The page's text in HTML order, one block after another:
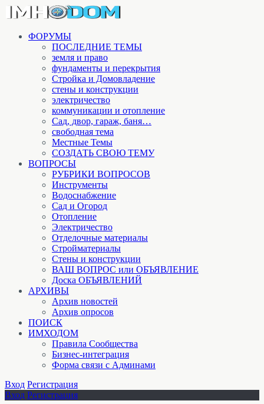
ФОРУМЫ
ПОСЛЕДНИЕ ТЕМЫ
земля и право
фундаменты и перекрытия
Стройка и Домовладение
стены и конструкции
электричество
коммуникации и отопление
Cад, двор, гараж, баня…
свободная тема
Местные Темы
СОЗДАТЬ СВОЮ ТЕМУ
ВОПРОСЫ
РУБРИКИ ВОПРОСОВ
Инструменты
Водоснабжение
Сад и Огород
Отопление
Электричество
Отделочные материалы
Стройматериалы
Стены и конструкции
ВАШ ВОПРОС или ОБЪЯВЛЕНИЕ
Доска ОБЪЯВЛЕНИЙ
АРХИВЫ
Архив новостей
Архив опросов
ПОИСК
ИМХОДОМ
Правила Сообщества
Бизнес-интеграция
Форма связи с Админами
Вход Регистрация
Вход Регистрация